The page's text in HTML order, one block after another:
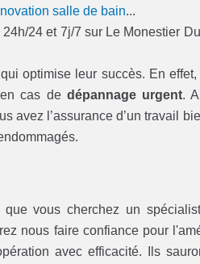
salle de bain...
24 et 7j/7 sur Le Monestier
optimise leur succès. En
cas de dépannage urgent.
avez l’assurance d’un travail
vous cherchez un
nous faire confiance pour
avec efficacité. Ils